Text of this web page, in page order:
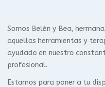
Somos Belén y Bea,
aquellas herramientas y
ayudado en nuestro
profesional.
Estamos para poner a tu